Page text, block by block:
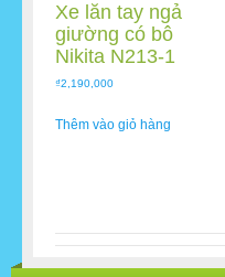
Xe lăn tay ngả
giường có bô
Nikita N213-1
₫2,190,000
Thêm vào giỏ hàng